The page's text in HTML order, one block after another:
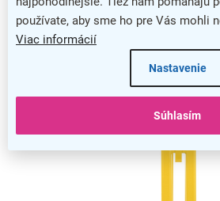
používate, aby sme ho pre Vás mohli
Viac informácií
Nastavenie
Súhlasím
Veľkostná tabuľka školského nábytku s